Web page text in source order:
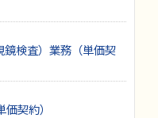
鏡検査）業務（単価契
契約）